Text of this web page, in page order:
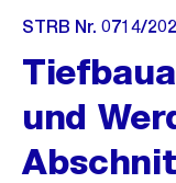
STRB Nr. 0714/
und